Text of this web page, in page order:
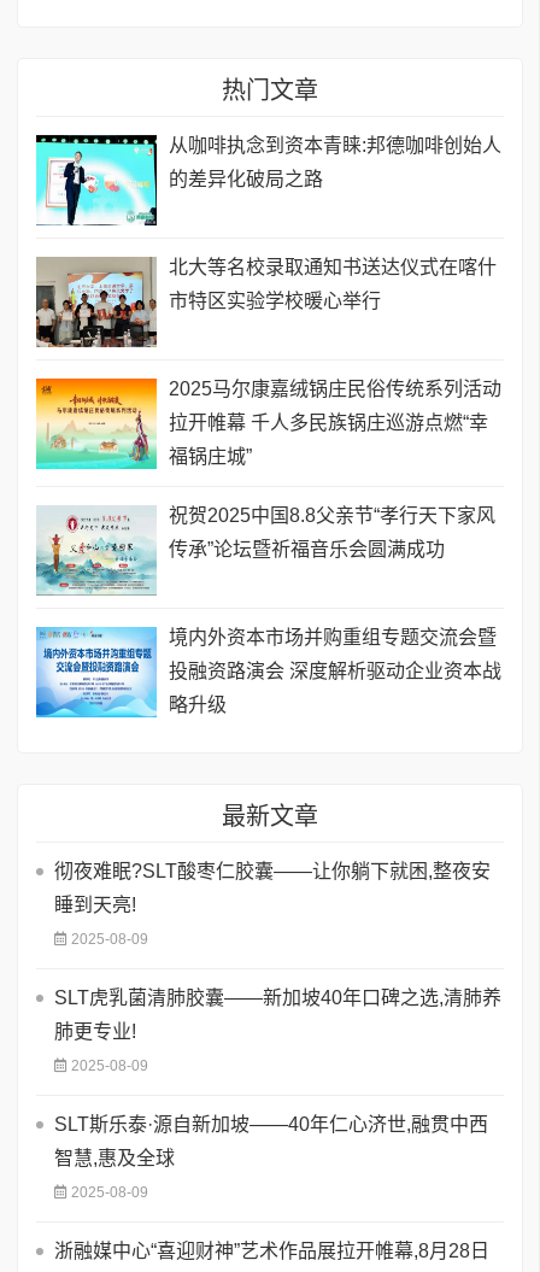
热门文章
从咖啡执念到资本青睐:邦德咖啡创始人
的差异化破局之路
北大等名校录取通知书送达仪式在喀什
市特区实验学校暖心举行
2025马尔康嘉绒锅庄民俗传统系列活动
拉开帷幕 千人多民族锅庄巡游点燃“幸
福锅庄城”
祝贺2025中国8.8父亲节“孝行天下家风
传承”论坛暨祈福音乐会圆满成功
境内外资本市场并购重组专题交流会暨
投融资路演会 深度解析驱动企业资本战
略升级
最新文章
彻夜难眠?SLT酸枣仁胶囊——让你躺下就困,整夜安
睡到天亮!
2025-08-09
SLT虎乳菌清肺胶囊——新加坡40年口碑之选,清肺养
肺更专业!
2025-08-09
SLT斯乐泰·源自新加坡——40年仁心济世,融贯中西
智慧,惠及全球
2025-08-09
浙融媒中心“喜迎财神”艺术作品展拉开帷幕,8月28日